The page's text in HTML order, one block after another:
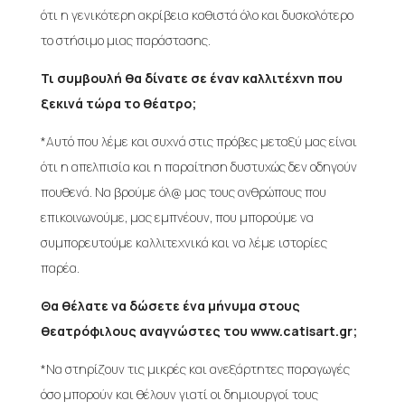
ότι η γενικότερη ακρίβεια καθιστά όλο και δυσκολότερο
το στήσιμο μιας παράστασης.
Τι συμβουλή θα δίνατε σε έναν καλλιτέχνη που
ξεκινά τώρα το θέατρο;
*Αυτό που λέμε και συχνά στις πρόβες μεταξύ μας είναι
ότι η απελπισία και η παραίτηση δυστυχώς δεν οδηγούν
πουθενά. Να βρούμε όλ@ μας τους ανθρώπους που
επικοινωνούμε, μας εμπνέουν, που μπορούμε να
συμπορευτούμε καλλιτεχνικά και να λέμε ιστορίες
παρέα.
Θα θέλατε να δώσετε ένα μήνυμα στους
θεατρόφιλους αναγνώστες του www.catisart.gr;
*Να στηρίζουν τις μικρές και ανεξάρτητες παραγωγές
όσο μπορούν και θέλουν γιατί οι δημιουργοί τους